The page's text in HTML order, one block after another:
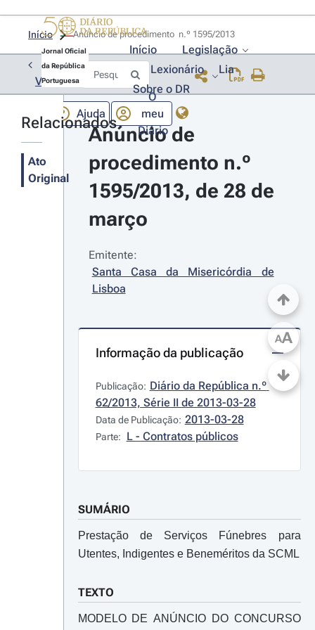
Jornal Oficial
da República
Portuguesa
Início
Legislação
Lexionário
Lia
Sobre o DR
Ajuda
O
meu
Diário
Início
Voltar
Relacionados
Ato
Original
Anúncio de
procedimento n.º
1595/2013, de 28 de
março
Emitente:
Santa Casa da Misericórdia de
Lisboa
Informação da publicação
Publicação: Diário da República n.º
62/2013, Série II de 2013-03-28
Data de Publicação: 2013-03-28
Parte: L - Contratos públicos
SUMÁRIO
Prestação de Serviços Fúnebres para
Utentes, Indigentes e Beneméritos da SCML
TEXTO
MODELO DE ANÚNCIO DO CONCURSO
AA